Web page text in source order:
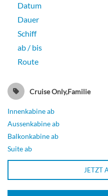
Aussenkabine
Guarantee Sea view
Aussenkabine
Deluxe Suite-[SA]
Deck 15
Datum
Dauer
Schiff
ab / bis
Route
Cruise Only,Familie
Innenkabine ab
Aussenkabine ab
Balkonkabine ab
Suite ab
JETZT